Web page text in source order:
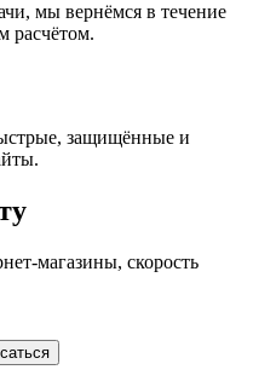
мы вернёмся в течение
расчётом.
защищённые и
магазины, скорость